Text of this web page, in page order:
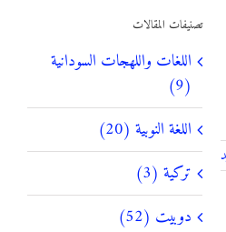
تصنيفات المقالات
اللغات واللهجات السودانية
(9)
اللغة النوبية (20)
تركية (3)
دوبيت (52)